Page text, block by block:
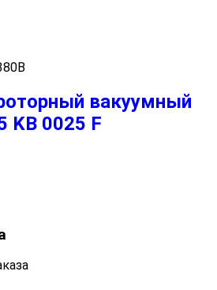
вакуумный
KB 0025 F